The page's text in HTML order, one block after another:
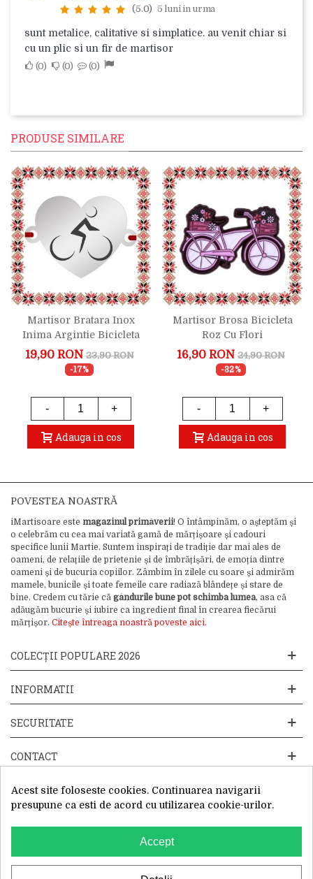
(5.0) 5 luni in urma
sunt metalice, calitative si simplatice. au venit chiar si
cu un plic si un fir de martisor
0 0 0
PRODUSE SIMILARE
Martisor Bratara Inox
Inima Argintie Bicicleta
19,90 RON 23,90 RON
-17%
- +
Adauga in cos
Martisor Brosa Bicicleta
Roz Cu Flori
16,90 RON 24,90 RON
-32%
- +
Adauga in cos
POVESTEA NOASTRĂ
iMartisoare este magazinul primăverii! O întâmpinăm, o așteptăm și
o celebrăm cu cea mai variată gamă de mărțișoare și cadouri
specifice lunii Martie. Suntem inspirați de tradiție dar mai ales de
oameni, de relațiile de prietenie și de îmbrățișări, de emoția dintre
oameni și de bucuria copiilor. Zâmbim în zilele cu soare și admirăm
mamele, bunicile și toate femeile care radiază blândețe și stare de
bine. Credem cu tărie că gândurile bune pot schimba lumea, asa că
adăugăm bucurie și iubire ca ingredient final în crearea fiecărui
mărțișor. Citește întreaga noastră poveste aici.
COLECȚII POPULARE 2026
INFORMATII
SECURITATE
CONTACT
Website operat de: Primavara in dar SRL, Cod Fiscal: 52428019, Reg.
Com: J2025066115002, Sediu Social:Sos. Unirii 201-203C, Caciulati,
Acest site foloseste cookies. Continuarea navigarii
presupune ca esti de acord cu utilizarea cookie-urilor.
Accept